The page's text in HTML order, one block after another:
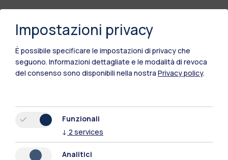
Polimi Community
Impostazioni privacy
È possibile specificare le impostazioni di privacy che
seguono. Informazioni dettagliate e le modalità di revoca
del consenso sono disponibili nella nostra Privacy policy.
Funzionali
↓ 2 services
Analitici